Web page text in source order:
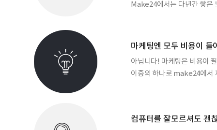
Make24에서는 다년간 쌓은
마케팅엔 모두 비용이 들
아닙니다! 마케팅은 비용이
이중의 하나로 make24에서
컴퓨터를 잘모르셔도 괜